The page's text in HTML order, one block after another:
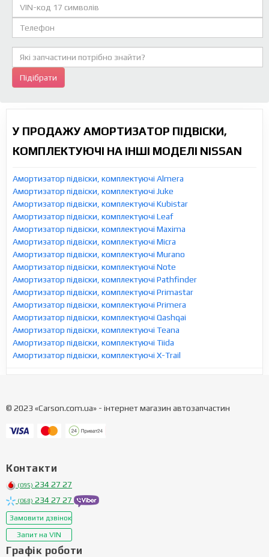
Підібрати
У ПРОДАЖУ АМОРТИЗАТОР ПІДВІСКИ,
КОМПЛЕКТУЮЧІ НА ІНШІ МОДЕЛІ NISSAN
Амортизатор підвіски, комплектуючі Almera
Амортизатор підвіски, комплектуючі Juke
Амортизатор підвіски, комплектуючі Kubistar
Амортизатор підвіски, комплектуючі Leaf
Амортизатор підвіски, комплектуючі Maxima
Амортизатор підвіски, комплектуючі Micra
Амортизатор підвіски, комплектуючі Murano
Амортизатор підвіски, комплектуючі Note
Амортизатор підвіски, комплектуючі Pathfinder
Амортизатор підвіски, комплектуючі Primastar
Амортизатор підвіски, комплектуючі Primera
Амортизатор підвіски, комплектуючі Qashqai
Амортизатор підвіски, комплектуючі Teana
Амортизатор підвіски, комплектуючі Tiida
Амортизатор підвіски, комплектуючі X-Trail
© 2023 «Carson.com.ua» - інтернет магазин автозапчастин
Контакти
(095) 234 27 27
(068) 234 27 27
Замовити дзвінок
Запит на VIN
Графік роботи